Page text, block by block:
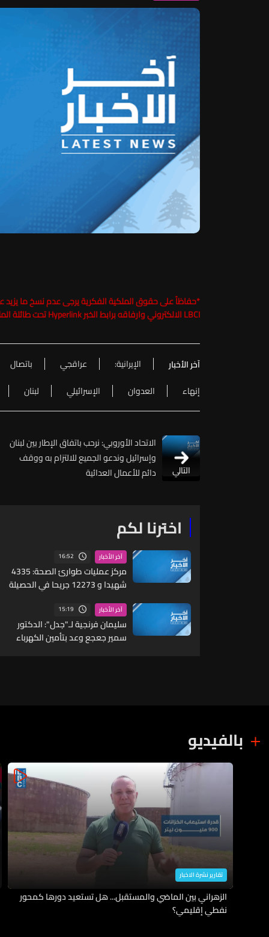
*
LBCI الالكتروني وارفاقه برابط الخبر Hyperlink تحت طائلة الملاحقة القانونية
آخر الأخبار الإيرانية: عراقجي باتصال
إنهاء
العدوان الإسرائيلي لبنان
التالي
الاتحاد الأوروبي: نرحب باتفاق الإطار بين لبنان
وإسرائيل وندعو الجميع للالتزام به ووقف
دائم للأعمال العدائية
اخترنا لكم
آخر الأخبار 16:52
مركز عمليات طوارئ الصحة: 4335
شهيدا و 12273 جريحا في الحصيلة
آذار حتى 7 آب
آخر الأخبار 15:19
سليمان فرنجية لـ"جدل": الدكتور
سمير جعجع وعد بتأمين الكهرباء
بالفيديو
تقارير نشرة الاخبار
الزهراني بين الماضي والمستقبل... هل تستعيد دورها كمحور
نفطي إقليمي؟